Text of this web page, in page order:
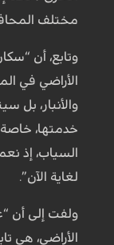
مختلف
وتابع، أن
الأراضي في
والأنبار، بل
خدمتها،
لغاية الآن”.
ولفت إلى أن
الأراضي، هي